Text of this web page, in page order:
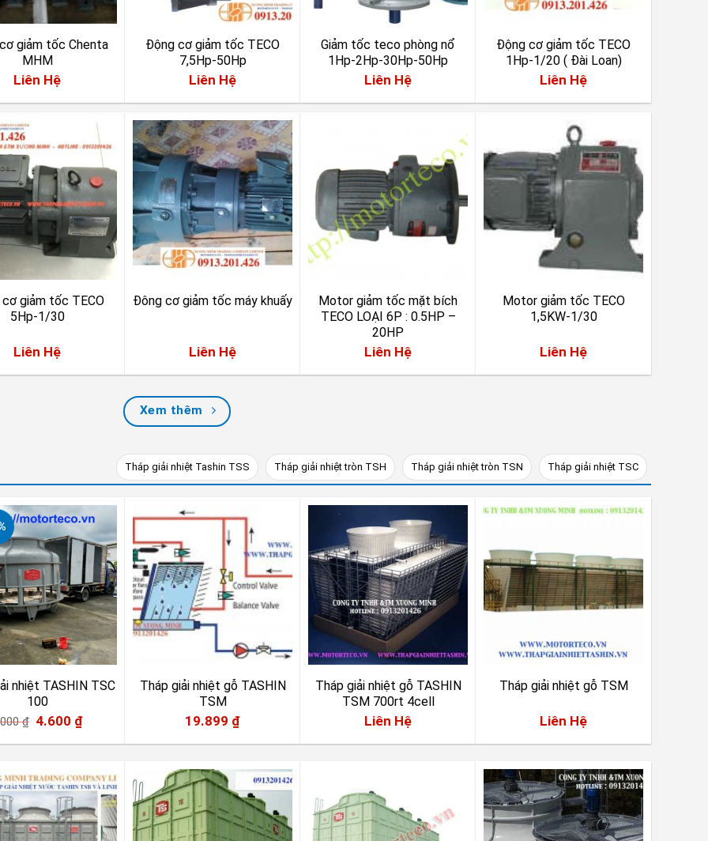
giảm tốc Chenta
MHM
Liên Hệ
Động cơ giảm tốc TECO
7,5Hp-50Hp
Liên Hệ
Giảm tốc teco phòng nổ
1Hp-2Hp-30Hp-50Hp
Liên Hệ
Động cơ giảm tốc TECO
1Hp-1/20 ( Đài Loan)
Liên Hệ
giảm tốc TECO
5Hp-1/30
Liên Hệ
Đông cơ giảm tốc máy khuấy
Liên Hệ
Motor giảm tốc mặt bích
TECO LOẠI 6P : 0.5HP –
20HP
Liên Hệ
Motor giảm tốc TECO
1,5KW-1/30
Liên Hệ
Xem thêm
Tháp giải nhiệt Tashin TSS Tháp giải nhiệt tròn TSH Tháp giải nhiệt tròn TSN Tháp giải nhiệt TSC
nhiệt TASHIN TSC
100
₫ 4.600 ₫
Tháp giải nhiệt gỗ TASHIN
TSM
19.899 ₫
Tháp giải nhiệt gỗ TASHIN
TSM 700rt 4cell
Liên Hệ
Tháp giải nhiệt gỗ TSM
Liên Hệ